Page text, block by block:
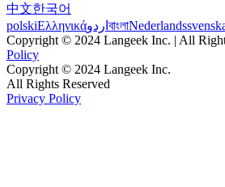
中文한국어
polskiΕλληνικάاردو বাংলাNederlands
Copyright © 2024 Langeek Inc. | All
Policy
Copyright © 2024 Langeek Inc.
All Rights Reserved
Privacy Policy